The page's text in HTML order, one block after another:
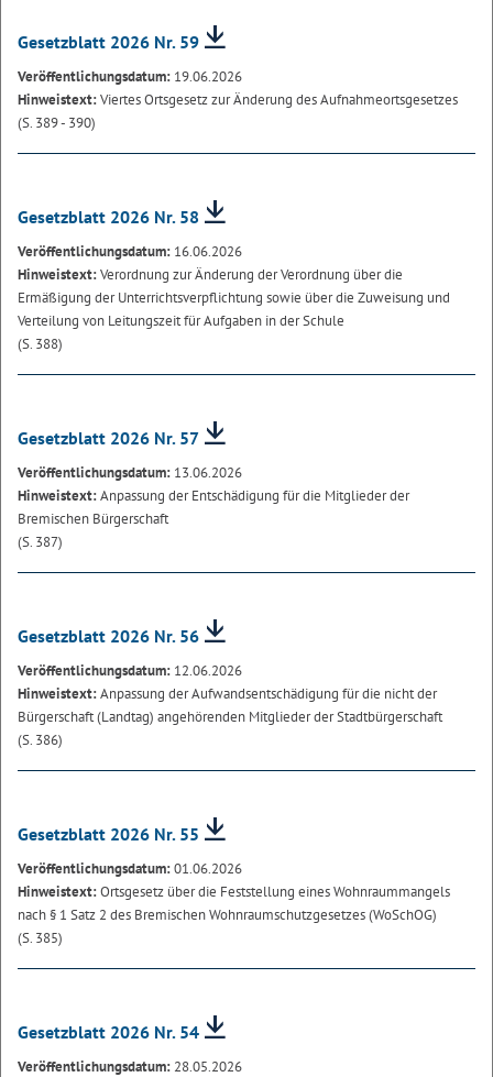
Gesetzblatt 2026 Nr. 59
Veröffentlichungsdatum: 19.06.2026
Hinweistext:Viertes Ortsgesetz zur Änderung des Aufnahmeortsgesetzes
(S. 389 - 390)
Gesetzblatt 2026 Nr. 58
Veröffentlichungsdatum: 16.06.2026
Hinweistext:Verordnung zur Änderung der Verordnung über die
Ermäßigung der Unterrichtsverpflichtung sowie über die Zuweisung und
Verteilung von Leitungszeit für Aufgaben in der Schule
(S. 388)
Gesetzblatt 2026 Nr. 57
Veröffentlichungsdatum: 13.06.2026
Hinweistext:Anpassung der Entschädigung für die Mitglieder der
Bremischen Bürgerschaft
(S. 387)
Gesetzblatt 2026 Nr. 56
Veröffentlichungsdatum: 12.06.2026
Hinweistext:Anpassung der Aufwandsentschädigung für die nicht der
Bürgerschaft (Landtag) angehörenden Mitglieder der Stadtbürgerschaft
(S. 386)
Gesetzblatt 2026 Nr. 55
Veröffentlichungsdatum:01.06.2026
Hinweistext:Ortsgesetz über die Feststellung eines Wohnraummangels
nach § 1 Satz 2 des Bremischen Wohnraumschutzgesetzes (WoSchOG)
(S. 385)
Gesetzblatt 2026 Nr. 54
Veröffentlichungsdatum: 28.05.2026